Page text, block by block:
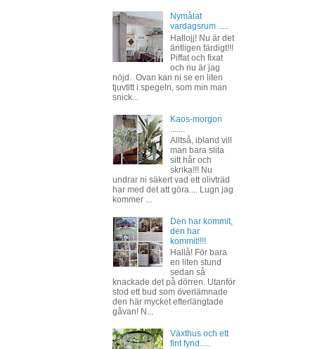
Nymålat
vardagsrum .....
Hallojj! Nu är det
äntligen färdigt!!!
Piffat och fixat
och nu är jag
nöjd. Ovan kan ni se en liten
tjuvtitt i spegeln, som min man
snick...
Kaos-morgon
Alltså, ibland vill
man bara slita
sitt hår och
skrika!!! Nu
undrar ni säkert vad ett olivträd
har med det att göra.... Lugn jag
kommer ...
Den har kommit,
den har
kommit!!!!
Hallå! För bara
en liten stund
sedan så
knackade det på dörren. Utanför
stod ett bud som överlämnade
den här mycket efterlängtade
gåvan! N...
Växthus och ett
fint fynd.....